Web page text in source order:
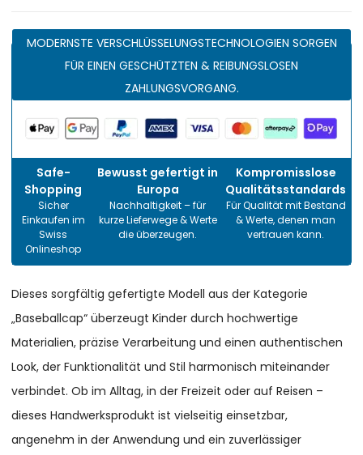
MODERNSTE VERSCHLÜSSELUNGSTECHNOLOGIEN SORGEN
FÜR EINEN GESCHÜTZTEN & REIBUNGSLOSEN
ZAHLUNGSVORGANG.
Safe-
Shopping
Sicher
Einkaufen im
Swiss
Onlineshop
Bewusst gefertigt in
Europa
Nachhaltigkeit – für
kurze Lieferwege & Werte
die überzeugen.
Kompromisslose
Qualitätsstandards
Für Qualität mit Bestand
& Werte, denen man
vertrauen kann.
Dieses sorgfältig gefertigte Modell aus der Kategorie
„Baseballcap“ überzeugt Kinder durch hochwertige
Materialien, präzise Verarbeitung und einen authentischen
Look, der Funktionalität und Stil harmonisch miteinander
verbindet. Ob im Alltag, in der Freizeit oder auf Reisen –
dieses Handwerksprodukt ist vielseitig einsetzbar,
angenehm in der Anwendung und ein zuverlässiger